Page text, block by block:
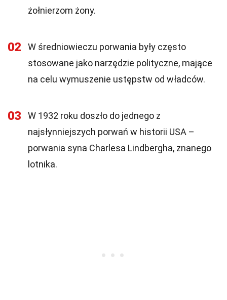
żołnierzom żony.
02
W średniowieczu porwania były często
stosowane jako narzędzie polityczne, mające
na celu wymuszenie ustępstw od władców.
03
W 1932 roku doszło do jednego z
najsłynniejszych porwań w historii USA –
porwania syna Charlesa Lindbergha, znanego
lotnika.